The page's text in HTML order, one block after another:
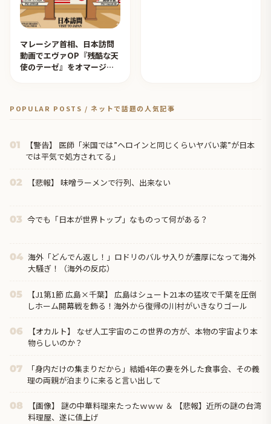
マレーシア首相、日本訪問
動画でエヴァOP『残酷な天
使のテーゼ』をオマージュ
POPULAR POSTS / ネットで話題の人気記事
01
【警告】 医師「米国では”ヘロインと同じくらいヤバい薬”が日本
では平気で処方されてる」
02 【悲報】 味噌ラーメンで行列、出来ない
03 今でも「日本が世界トップ」なものって何がある？
04 海外「どんでん返し！」ロドリのバルサ入りが濃厚になって海外
大騒ぎ！（海外の反応）
05
【J1第1節 広島×千葉】 広島はシュート21本の猛攻で千葉を圧倒
しホーム開幕戦を飾る！海外から復帰の川村がいきなりゴール
06
【オカルト】 なぜ人工宇宙のこの世界の方が、本物の宇宙より本
物らしいのか？
07
「身内だけの集まりだから」結婚4年の妻を外した食事会、その義
理の両親が泊まりに来ると言い出して
08
【画像】 謎の中華料理来たったｗｗｗ ＆ 【悲報】近所の謎の台湾
料理屋、遂に値上げ